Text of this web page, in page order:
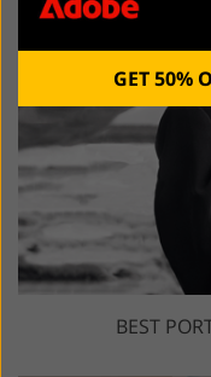
BEST
GET 50%